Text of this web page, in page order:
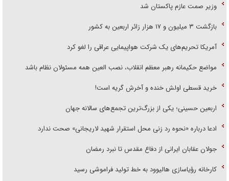
وزیر صمت عازم پاکستان شد
بازگشت ۳ میلیون و ۱۷ هزار زائر اربعین به کشور
آمریکا تحریم‌های یک شرکت هواپیمایی عراقی را لغو کرد
مواضع حکیمانه رهبر معظم انقلاب، نصب العین همه مسئولان نظام باشد
خرید قسطی اولش خنده و آخرش گریه است!
اربعین حسینی؛ یکی از بزرگ‌ترین تجمع‌های سالانه جهان
ادعا درباره «نحوه رد زنی محل استقرار شهید لاریجانی» صحت ندارد
جولان عقابان ایرانی از دفاع مقدس تا نبرد رمضان
کارخانه رؤیاسازی هالیوود به خط تولید فراموشی رسید